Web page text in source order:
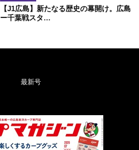
【J1広島】新たなる歴史の幕開け。広島
ー千葉戦スタ…
最新号